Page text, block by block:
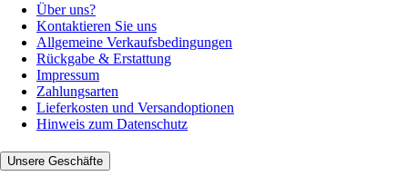
Über uns?
Kontaktieren Sie uns
Allgemeine Verkaufsbedingungen
Rückgabe & Erstattung
Impressum
Zahlungsarten
Lieferkosten und Versandoptionen
Hinweis zum Datenschutz
Unsere Geschäfte